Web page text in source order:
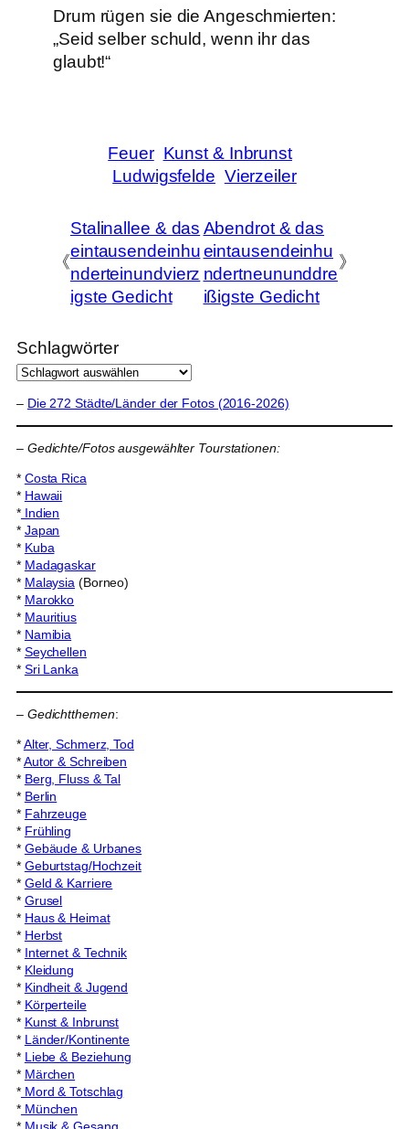
Drum rügen sie die Angeschmierten:
„Seid selber schuld, wenn ihr das
glaubt!“
Feuer Kunst & Inbrunst
Ludwigsfelde Vierzeiler
《
Stalinallee & das
eintausendeinhu
nderteinundvierz
igste Gedicht
Abendrot & das
eintausendeinhu
ndertneununddre
ißigste Gedicht
》
Schlagwörter
– Die 272 Städte/Länder der Fotos (2016-2026)
– Gedichte/Fotos ausgewählter Tourstationen:
* Costa Rica
* Hawaii
*Indien
* Japan
* Kuba
* Madagaskar
* Malaysia (Borneo)
* Marokko
* Mauritius
* Namibia
* Seychellen
* Sri Lanka
– Gedichtthemen:
*Alter, Schmerz, Tod
*Autor & Schreiben
* Berg, Fluss & Tal
* Berlin
* Fahrzeuge
* Frühling
* Gebäude & Urbanes
* Geburtstag/Hochzeit
* Geld & Karriere
* Grusel
* Haus & Heimat
* Herbst
* Internet & Technik
* Kleidung
* Kindheit & Jugend
* Körperteile
* Kunst & Inbrunst
* Länder/Kontinente
* Liebe & Beziehung
* Märchen
*Mord & Totschlag
*München